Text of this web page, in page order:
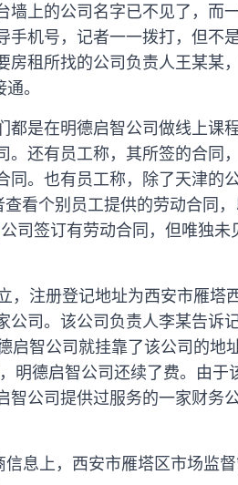
上的公司名字已不见了，而
机号，记者一一拨打，但不
租所找的公司负责人王某某
。
是在明德启智公司做线上课
还有员工称，其所签的合同
。也有员工称，除了天津的
看个别员工提供的劳动合同，
司签订有劳动合同，但唯独未
注册登记地址为西安市雁塔
司。该公司负责人李某告诉
智公司就挂靠了该公司的地
明德启智公司还续了费。由于
公司提供过服务的一家财务
息上，西安市雁塔区市场监